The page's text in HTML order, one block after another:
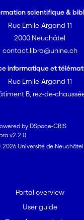
scientifique &
Rue Emile-Argand 11
2000 Neuchâtel
contact.libra@unine.ch
informatique et
Rue Emile-Argand 11
B, rez-de-
by DSpace-CRIS
v2.2.0
2026 Université de Neuchâtel
Portal overview
User guide